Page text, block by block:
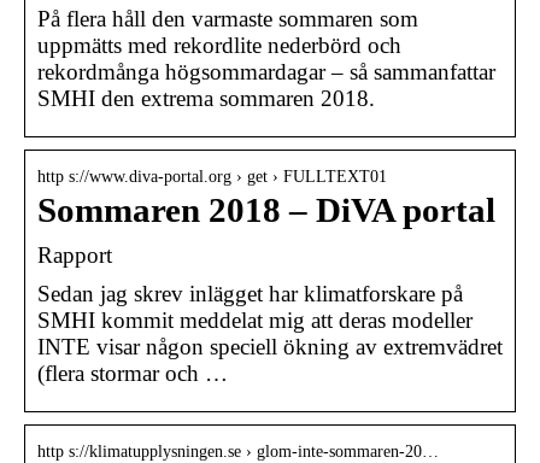
På flera håll den varmaste sommaren som
uppmätts med rekordlite nederbörd och
rekordmånga högsommardagar – så sammanfattar
SMHI den extrema sommaren 2018.
http s://www.diva-portal.org › get › FULLTEXT01
Sommaren 2018 – DiVA portal
Rapport
Sedan jag skrev inlägget har klimatforskare på
SMHI kommit meddelat mig att deras modeller
INTE visar någon speciell ökning av extremvädret
(flera stormar och …
http s://klimatupplysningen.se › glom-inte-sommaren-20…